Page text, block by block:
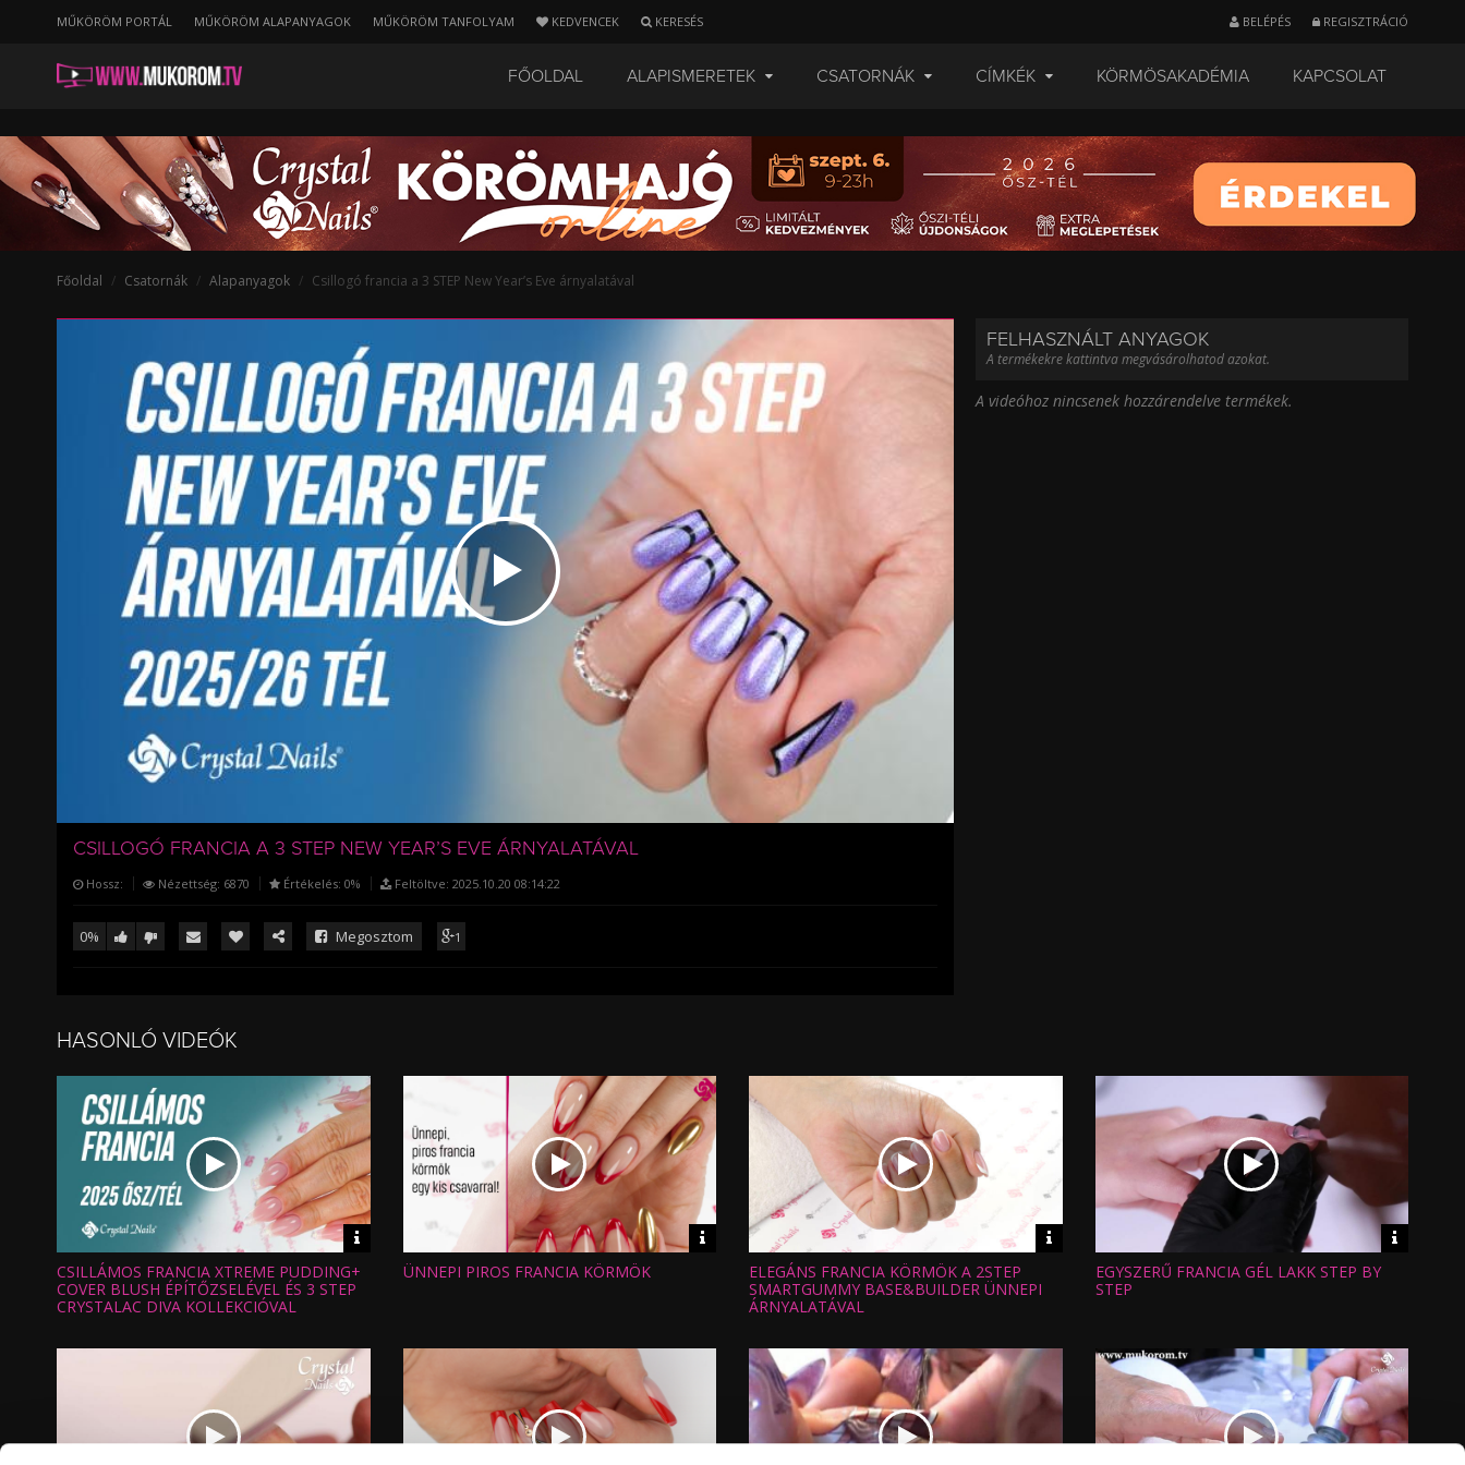
MŰKÖRÖM PORTÁL MŰKÖRÖM ALAPANYAGOK MŰKÖRÖM TANFOLYAM KEDVENCEK KERESÉS BELÉPÉS REGISZTRÁCIÓ
FŐOLDAL ALAPISMERETEK CSATORNÁK CÍMKÉK KÖRMÖSAKADÉMIA KAPCSOLAT
Főoldal Csatornák Alapanyagok Csillogó francia a 3 STEP New Year’s Eve árnyalatával
CSILLOGÓ FRANCIA A 3 STEP NEW YEAR’S EVE ÁRNYALATÁVAL
Hossz: Nézettség: 6870 Értékelés: 0% Feltöltve: 2025.10.20 08:14:22
0% Megosztom 1
FELHASZNÁLT ANYAGOK
A termékekre kattintva megvásárolhatod azokat.
A videóhoz nincsenek hozzárendelve termékek.
HASONLÓ VIDEÓK
Video
információk
Hossz:
Nézettség:
Értékelés:
Feltöltve:
CSILLÁMOS FRANCIA XTREME PUDDING+
COVER BLUSH ÉPÍTŐZSELÉVEL ÉS 3 STEP
CRYSTALAC DIVA KOLLEKCIÓVAL
Video
információk
Hossz:
ÜNNEPI PIROS FRANCIA KÖRMÖK
Video
információk
Hossz:
Nézettség:
Értékelés:
Feltöltve:
ELEGÁNS FRANCIA KÖRMÖK A 2STEP
SMARTGUMMY BASE&BUILDER ÜNNEPI
ÁRNYALATÁVAL
Video
Hossz:
Nézettség:
EGYSZERŰ FRANCIA GÉL LAKK STEP BY
STEP